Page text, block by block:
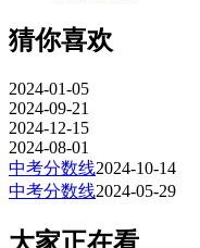
猜你喜欢
2024-01-05
2024-09-21
2024-12-15
2024-08-01
中考分数线2024-10-14
中考分数线2024-05-29